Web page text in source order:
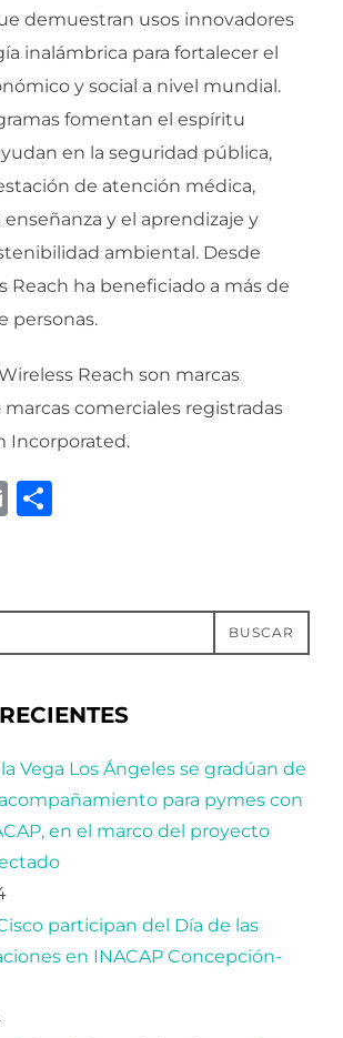
demuestran usos innovadores
inalámbrica para fortalecer el
y social a nivel mundial.
fomentan el espíritu
en la seguridad pública,
de atención médica,
y el aprendizaje y
ambiental. Desde
Reach ha beneficiado a más de
personas.
Reach son marcas
comerciales registradas
Incorporated.
E
l
p
r
BUSCAR
Vega Los Ángeles se gradúan de
para pymes con
en el marco del proyecto
participan del Día de las
en INACAP Concepción-